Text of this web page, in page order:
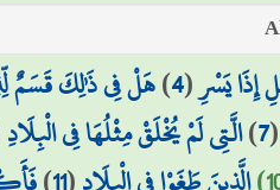
إِذَا يَسْرِ(
4
)هَلْ فِي ذَٰلِكَ
7
)الَّتِي لَمْ يُخْلَقْ مِثْلُهَا فِي الْبِلَادِ